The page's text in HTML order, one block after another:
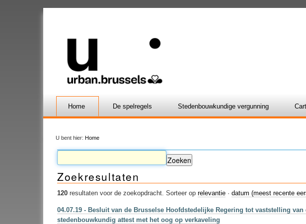
Home De spelregels Stedenbouwkundige vergunning
U bent hier: Home
Zoekresultaten
120 resultaten voor de zoekopdracht. Sorteer op relevantie · datum (meest recente
04.07.19 - Besluit van de Brusselse Hoofdstedelijke Regering tot vaststelling
stedenbouwkundig attest met het oog op verkaveling